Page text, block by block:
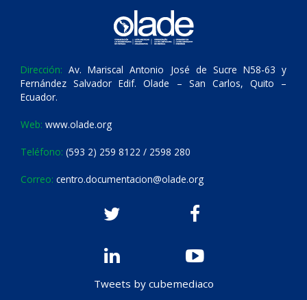
Dirección: Av. Mariscal Antonio José de Sucre N58-63 y
Fernández Salvador Edif. Olade – San Carlos, Quito –
Ecuador.
Web: www.olade.org
Teléfono: (593 2) 259 8122 / 2598 280
Correo: centro.documentacion@olade.org
Tweets by cubemediaco